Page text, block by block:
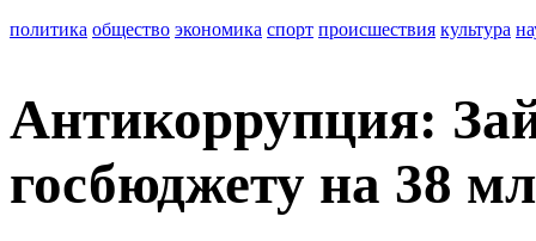
политика общество экономика спорт происшествия культура
Антикоррупция:
госбюджету на 38